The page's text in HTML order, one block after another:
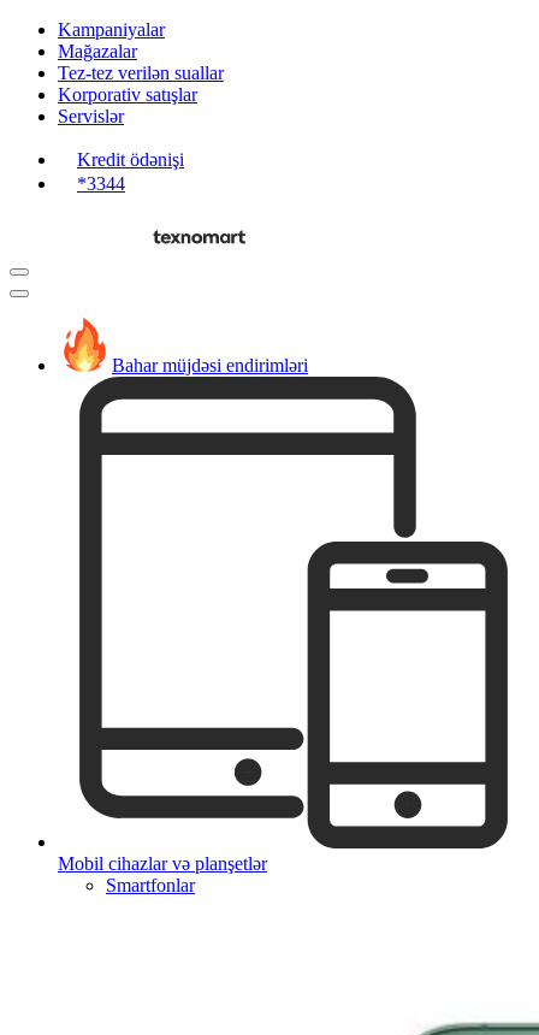
Kampaniyalar
Mağazalar
Tez-tez verilən suallar
Korporativ satışlar
Servislər
Kredit ödənişi
*3344
Bahar müjdəsi endirimləri
Mobil cihazlar və planşetlər
Smartfonlar